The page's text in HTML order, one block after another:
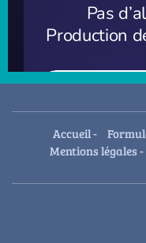
Accueil-
Mentions légales-